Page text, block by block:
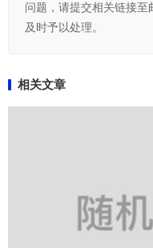
问题，请提交相关链接
及时予以处理。
相关文章